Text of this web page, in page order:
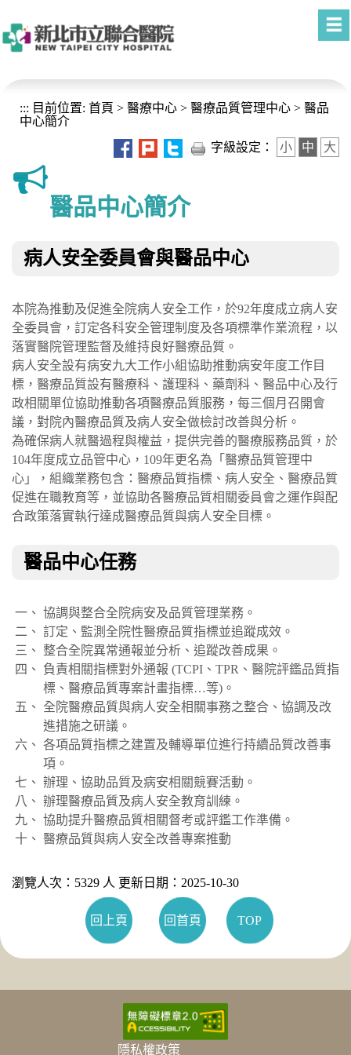
::: 目前位置: 首頁 > 醫療中心 > 醫療品質管理中心 > 醫品
中心簡介
字級設定：
小 中 大
醫品中心簡介
病人安全委員會與醫品中心
本院為推動及促進全院病人安全工作，於92年度成立病人安
全委員會，訂定各科安全管理制度及各項標準作業流程，以
落實醫院管理監督及維持良好醫療品質。
病人安全設有病安九大工作小組協助推動病安年度工作目
標，醫療品質設有醫療科、護理科、藥劑科、醫品中心及行
政相關單位協助推動各項醫療品質服務，每三個月召開會
議，對院內醫療品質及病人安全做檢討改善與分析。
為確保病人就醫過程與權益，提供完善的醫療服務品質，於
104年度成立品管中心，109年更名為「醫療品質管理中
心」，組織業務包含：醫療品質指標、病人安全、醫療品質
促進在職教育等，並協助各醫療品質相關委員會之運作與配
合政策落實執行達成醫療品質與病人安全目標。
醫品中心任務
協調與整合全院病安及品質管理業務。
訂定、監測全院性醫療品質指標並追蹤成效。
整合全院異常通報並分析、追蹤改善成果。
負責相關指標對外通報 (TCPI、TPR、醫院評鑑品質指
標、醫療品質專案計畫指標…等)。
全院醫療品質與病人安全相關事務之整合、協調及改
進措施之研議。
各項品質指標之建置及輔導單位進行持續品質改善事
項。
辦理、協助品質及病安相關競賽活動。
辦理醫療品質及病人安全教育訓練。
協助提升醫療品質相關督考或評鑑工作準備。
醫療品質與病人安全改善專案推動
瀏覽人次：5329 人 更新日期：2025-10-30
回上頁 回首頁 TOP
隱私權政策